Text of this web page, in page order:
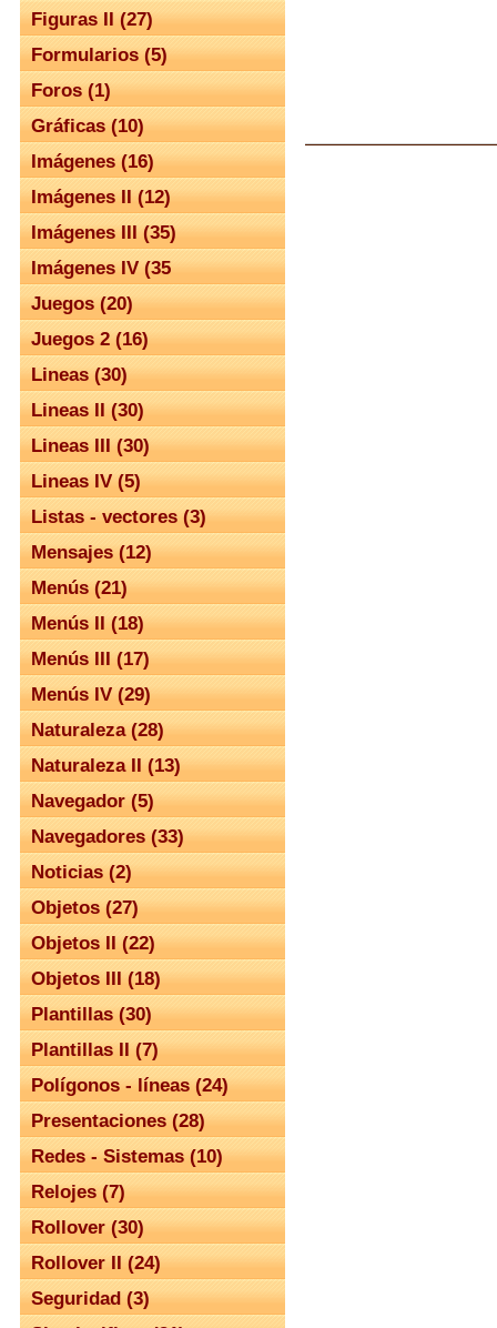
Figuras II (27)
Formularios (5)
Foros (1)
Gráficas (10)
Imágenes (16)
Imágenes II (12)
Imágenes III (35)
Imágenes IV (35
Juegos (20)
Juegos 2 (16)
Lineas (30)
Lineas II (30)
Lineas III (30)
Lineas IV (5)
Listas - vectores (3)
Mensajes (12)
Menús (21)
Menús II (18)
Menús III (17)
Menús IV (29)
Naturaleza (28)
Naturaleza II (13)
Navegador (5)
Navegadores (33)
Noticias (2)
Objetos (27)
Objetos II (22)
Objetos III (18)
Plantillas (30)
Plantillas II (7)
Polígonos - líneas (24)
Presentaciones (28)
Redes - Sistemas (10)
Relojes (7)
Rollover (30)
Rollover II (24)
Seguridad (3)